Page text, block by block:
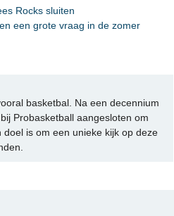
Rocks sluiten
een grote vraag in de zomer
basketbal. Na een decennium
Probasketball aangesloten om
is om een unieke kijk op deze